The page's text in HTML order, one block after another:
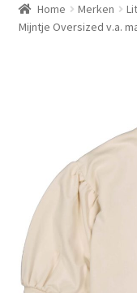
Home Merken
Mijntje Oversized v.a.